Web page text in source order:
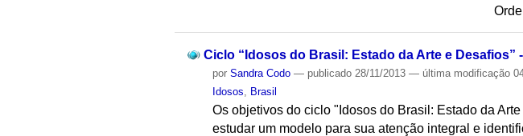
Ciclo “Idosos do Brasil: Estado da Arte e Desafios”
porSandra Codo — publicado 28/11/2013— última modificação
Idosos
Brasil
Os objetivos do ciclo "Idosos do Brasil: Estado da
estudar um modelo para sua atenção integral e